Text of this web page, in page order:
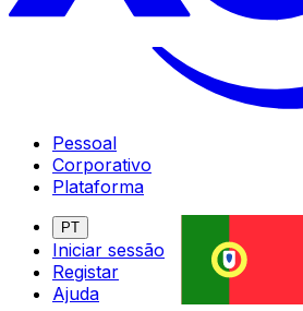
Pessoal
Corporativo
Plataforma
PT
Iniciar sessão
Registar
Ajuda